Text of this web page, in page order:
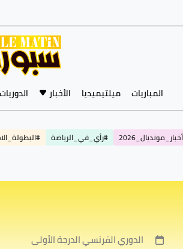
المباريات ميلتيميديا الأخبار الدوريات
#رأي_في_الرياضة
الدوري الفرنسي الدرجة الأولى